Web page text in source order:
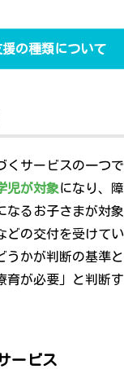
の種類について
くサービスの一つで
児が対象になり、
なるお子さまが対
どの交付を受けて
うかが判断の基準
育が必要」と判断
ービス